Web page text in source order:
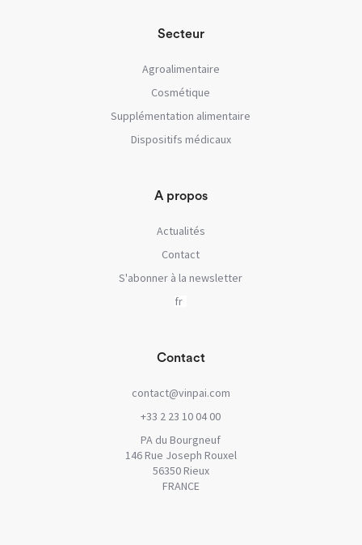
Secteur
Agroalimentaire
Cosmétique
Supplémentation alimentaire
Dispositifs médicaux
A propos
Actualités
Contact
S'abonner à la newsletter
Contact
contact@vinpai.com
+33 2 23 10 04 00
PA du Bourgneuf
146 Rue Joseph Rouxel
56350 Rieux
FRANCE